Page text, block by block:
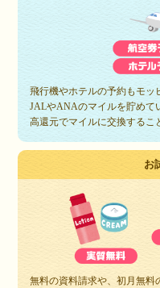
飛行機やホテルの予約もモッ
JALやANAのマイルを貯めて
高還元でマイルに交換するこ
お
無料の資料請求や、初月無料